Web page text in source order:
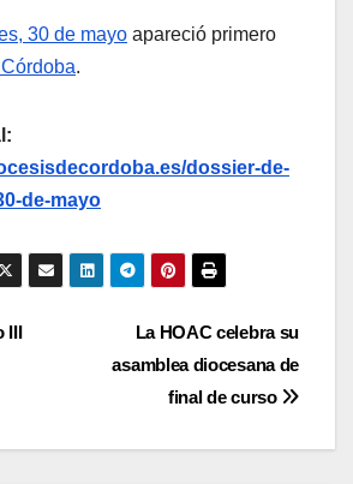
30 de mayo apareció primero
.
dossier-de-
de-mayo
La HOAC celebra su
asamblea diocesana de
final de curso
III